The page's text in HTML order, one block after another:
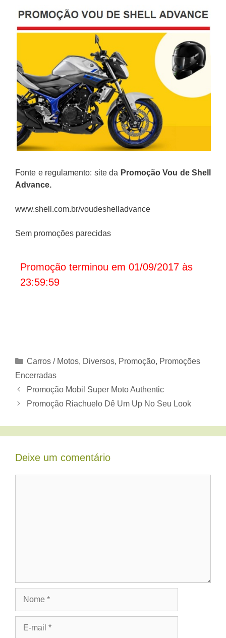
Fonte e regulamento: site da Promoção Vou de Shell
Advance.
www.shell.com.br/voudeshelladvance
Sem promoções parecidas
Promoção terminou em 01/09/2017 às
23:59:59
Categorias
Carros / Motos, Diversos, Promoção, Promoções
Encerradas
Promoção Mobil Super Moto Authentic
Promoção Riachuelo Dê Um Up No Seu Look
Deixe um comentário